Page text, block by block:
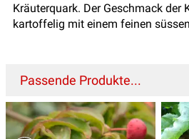
Kräuterquark. Der Geschmack der
kartoffelig mit einem feinen
Passende Produkte...